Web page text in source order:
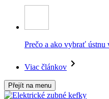
Prečo a ako vybrať ústnu
Viac článkov
Přejít na menu